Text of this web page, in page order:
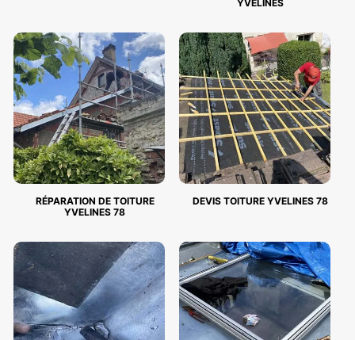
YVELINES
RÉPARATION DE TOITURE
YVELINES 78
DEVIS TOITURE YVELINES 78